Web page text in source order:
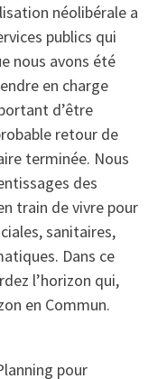
néolibérale a
publics qui
nous avons été
en charge
d’être
retour de
terminée. Nous
des
train de vivre pour
sanitaires,
Dans ce
l’horizon qui,
en Commun.
pour